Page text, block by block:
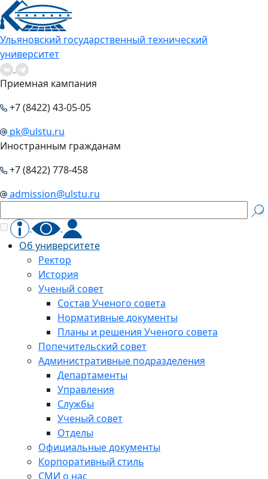
Ульяновский государственный технический
университет
Приемная кампания
+7 (8422) 43-05-05
pk@ulstu.ru
Иностранным гражданам
+7 (8422) 778-458
admission@ulstu.ru
Об университете
Ректор
История
Ученый совет
Состав Ученого совета
Нормативные документы
Планы и решения Ученого совета
Попечительский совет
Административные подразделения
Департаменты
Управления
Службы
Ученый совет
Отделы
Официальные документы
Корпоративный стиль
СМИ о нас